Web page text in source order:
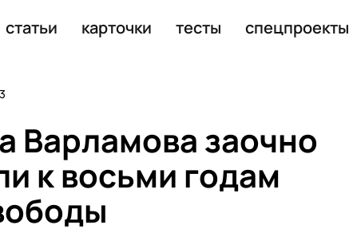
статьи карточки тесты спецпроекты
Варламова заочно
к восьми годам